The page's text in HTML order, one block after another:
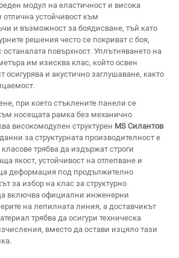
модул на еластичност и висока
устойчивост към
и възможност за боядисване, тъй като
решения често се покриват с боя,
повърхност. Уплътняването на
им изисква клас, който освен
осигурява и акустично заглушаване, както
при което стъклените панели се
носещата рамка без механично
високомодулен структурен MS Силантов
за структурната производителност е
трябва да издържат строги
якост, устойчивост на отлепване и
деформация под продължително
за избор на клас за структурно
включва официални инженерни
на лепилната линия, а доставчикът
трябва да осигури техническа
вместо да остави изцяло тази